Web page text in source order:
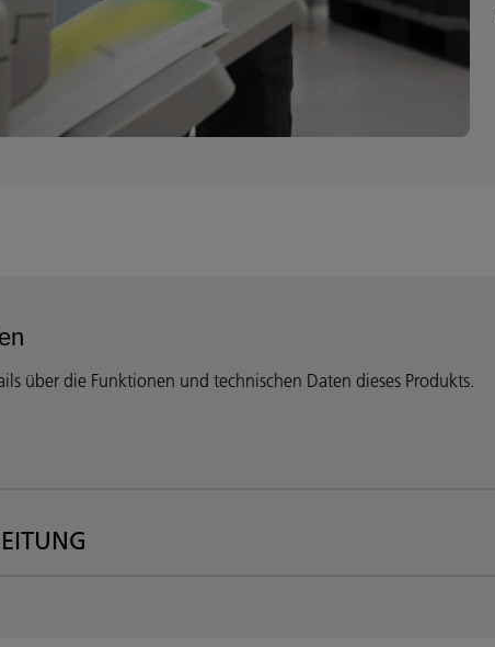
über die Funktionen und technischen Daten dieses Produkts.